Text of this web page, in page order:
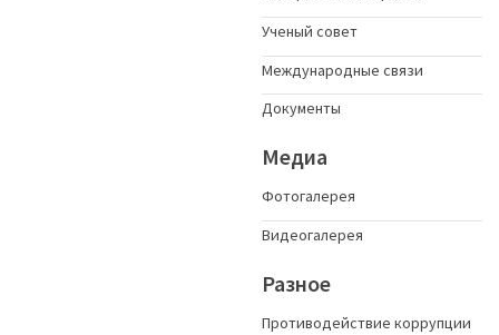
Ученый совет
Международные связи
Документы
Медиа
Фотогалерея
Видеогалерея
Разное
Противодействие коррупции